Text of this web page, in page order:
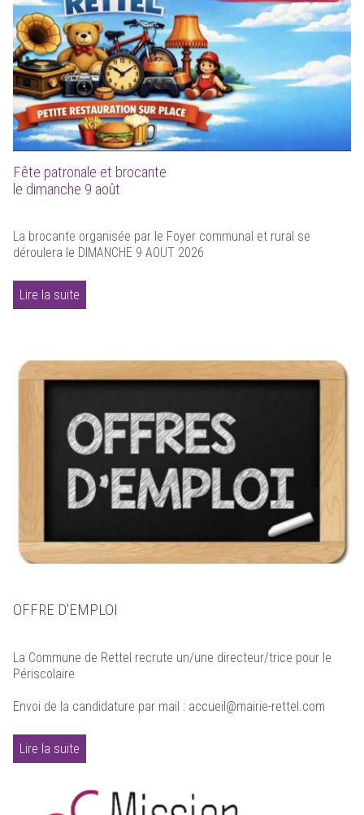
Fête patronale et brocante
le dimanche 9 août
La brocante organisée par le Foyer communal et rural se
déroulera le DIMANCHE 9 AOUT 2026
Lire la suite
OFFRE D'EMPLOI
La Commune de Rettel recrute un/une directeur/trice pour le
Périscolaire
Envoi de la candidature par mail : accueil@mairie-rettel.com
Lire la suite